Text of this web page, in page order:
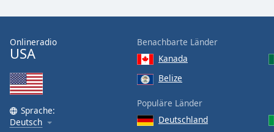
Text
Onlineradio
USA
Sprache:
Deutsch
Benachbarte Länder
Kanada
Belize
Populäre Länder
Deutschland